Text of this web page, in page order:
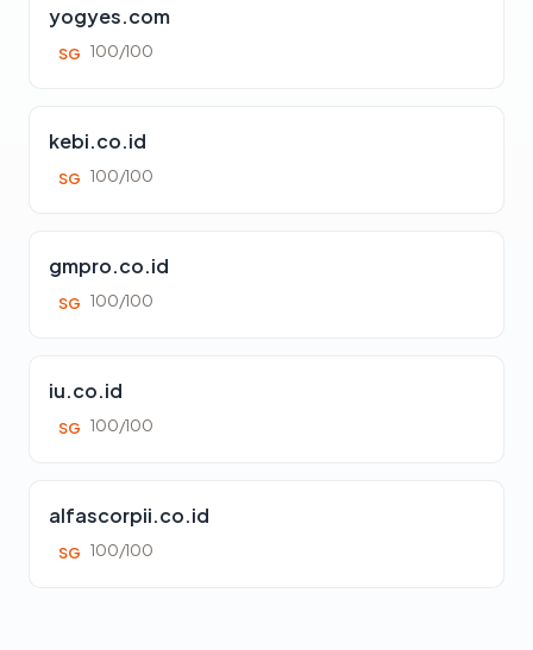
yogyes.com
SG 100/100
kebi.co.id
SG 100/100
gmpro.co.id
SG 100/100
iu.co.id
SG 100/100
alfascorpii.co.id
SG 100/100